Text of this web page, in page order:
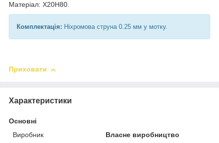
Матеріал: Х20Н80.
Комплектація: Ніхромова струна 0.25 мм у мотку.
Приховати
Характеристики
Основні
Виробник
Власне виробництво